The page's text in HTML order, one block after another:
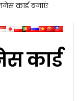
कार्ड बनाएं
कार्ड